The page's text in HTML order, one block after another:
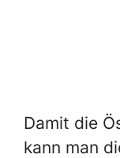
Damit die
kann man